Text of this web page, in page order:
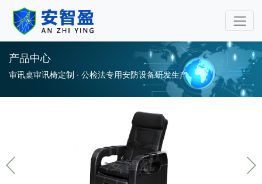
审讯桌审讯椅专业厂家-安
产品中心
审讯桌审讯椅定制 · 公检法专用安防设备研发生产